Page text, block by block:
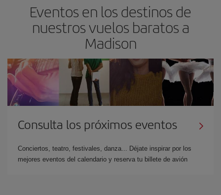
Eventos en los destinos de
nuestros vuelos baratos a
Madison
Consulta los próximos eventos
Conciertos, teatro, festivales, danza... Déjate inspirar por los
mejores eventos del calendario y reserva tu billete de avión